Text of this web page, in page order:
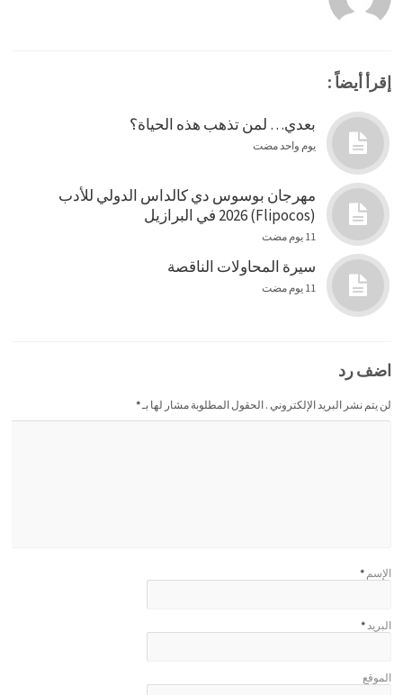
إقرأ أيضاً :
بعدي… لمن تذهب هذه الحياة؟
يوم واحد مضت
مهرجان بوسوس دي كالداس الدولي للأدب
(Flipocos) 2026 في البرازيل
11 يوم مضت
سيرة المحاولات الناقصة
11 يوم مضت
اضف رد
لن يتم نشر البريد الإلكتروني . الحقول المطلوبة مشار لها بـ*
الإسم *
البريد*
الموقع